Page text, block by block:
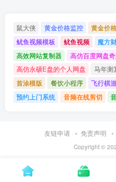
鼠大侠 黄金价格监控 黄金价
鱿鱼视频模板
鱿鱼视频 魔方
高效网站复制器
高仿百度网盘
高仿永硕E盘的个人网盘
马年测
首涂模版
餐饮小程序 飞行棋
预约上门系统
音频在线剪切
友链申请 免责声明
Copyright ©